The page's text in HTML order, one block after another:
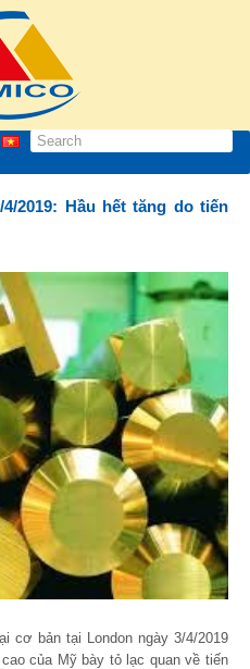
2019: Hầu hết tăng do tiến
cơ bản tại London ngày 3/4/2019
của Mỹ bày tỏ lạc quan về tiến